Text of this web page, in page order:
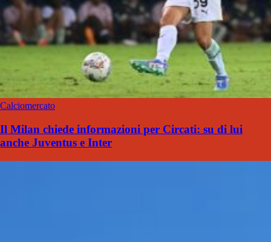
Calciomercato
Il Milan chiede informazioni per Circati: su di lui
anche Juventus e Inter